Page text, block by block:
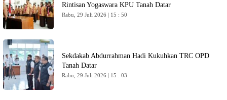
Rintisan Yogaswara KPU Tanah Datar
Rabu, 29 Juli 2026 | 15 : 50
Sekdakab Abdurrahman Hadi Kukuhkan TRC OPD
Tanah Datar
Rabu, 29 Juli 2026 | 15 : 03